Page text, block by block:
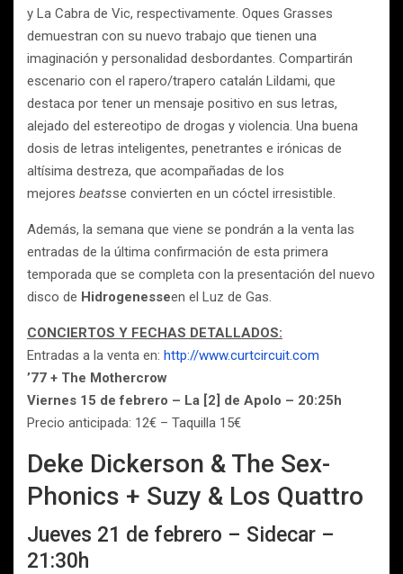
y La Cabra de Vic, respectivamente. Oques Grasses
demuestran con su nuevo trabajo que tienen una
imaginación y personalidad desbordantes. Compartirán
escenario con el rapero/trapero catalán Lildami, que
destaca por tener un mensaje positivo en sus letras,
alejado del estereotipo de drogas y violencia. Una buena
dosis de letras inteligentes, penetrantes e irónicas de
altísima destreza, que acompañadas de los
mejores beatsse convierten en un cóctel irresistible.
Además, la semana que viene se pondrán a la venta las
entradas de la última confirmación de esta primera
temporada que se completa con la presentación del nuevo
disco de Hidrogenesseen el Luz de Gas.
CONCIERTOS Y FECHAS DETALLADOS:
Entradas a la venta en: http://www.curtcircuit.com
’77 + The Mothercrow
Viernes 15 de febrero – La [2] de Apolo – 20:25h
Precio anticipada: 12€ – Taquilla 15€
Deke Dickerson & The Sex-
Phonics + Suzy & Los Quattro
Jueves 21 de febrero – Sidecar –
21:30h